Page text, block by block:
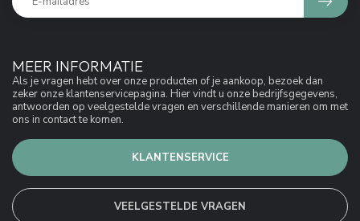
MEER INFORMATIE
Als je vragen hebt over onze producten of je aankoop, bezoek dan
zeker onze klantenservicepagina. Hier vindt u onze bedrijfsgegevens,
antwoorden op veelgestelde vragen en verschillende manieren om met
ons in contact te komen.
KLANTENSERVICE
VEELGESTELDE VRAGEN